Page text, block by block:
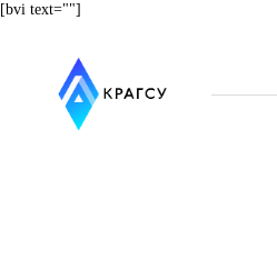
[bvi text=""]